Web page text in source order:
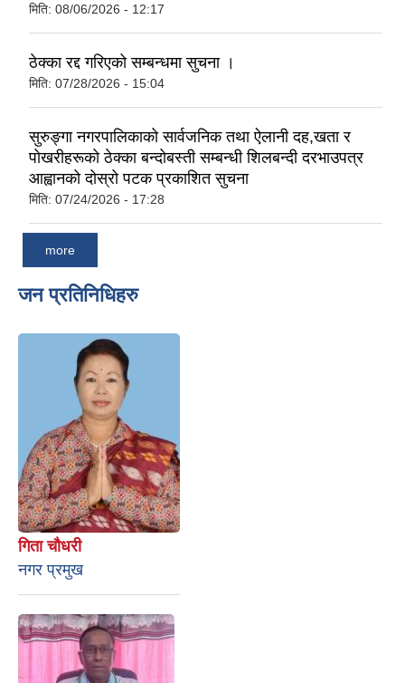
मिति: 08/06/2026 - 12:17
ठेक्का रद्द गरिएको सम्बन्धमा सुचना ।
मिति: 07/28/2026 - 15:04
सुरुङ्गा नगरपालिकाको सार्वजनिक तथा ऐलानी दह,खता र
पोखरीहरूको ठेक्का बन्दोबस्ती सम्बन्धी शिलबन्दी दरभाउपत्र
आह्वानको दोस्रो पटक प्रकाशित सुचना
मिति: 07/24/2026 - 17:28
more
जन प्रतिनिधिहरु
गिता चौधरी
नगर प्रमुख